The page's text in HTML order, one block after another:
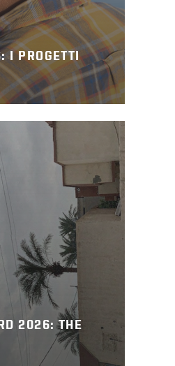
I PROGETTI
2026: THE